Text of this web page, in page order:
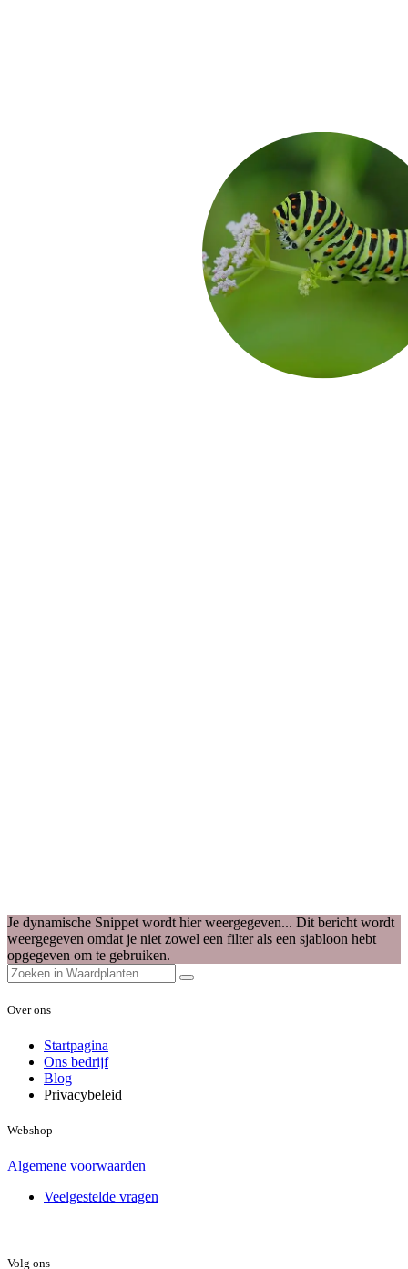
Je dynamische Snippet wordt hier weergegeven... Dit bericht wordt
weergegeven omdat je niet zowel een filter als een sjabloon hebt
opgegeven om te gebruiken.
Over ons
Startpagina
Ons bedrijf
Blog
Privacybeleid
Webshop
Algemene voorwaarden
Veelgestelde vragen
Volg ons